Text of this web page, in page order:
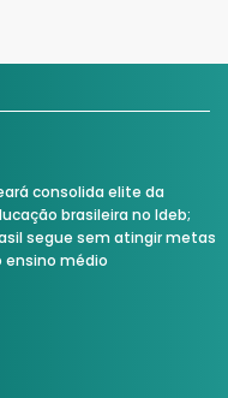
consolida elite da
brasileira no Ideb;
segue sem atingir metas
ensino médio